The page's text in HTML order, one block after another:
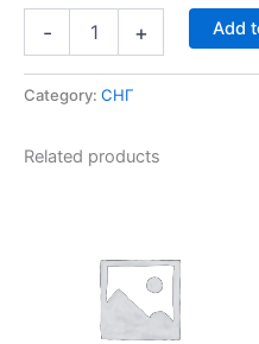
- + Add
Category: СНГ
Related products